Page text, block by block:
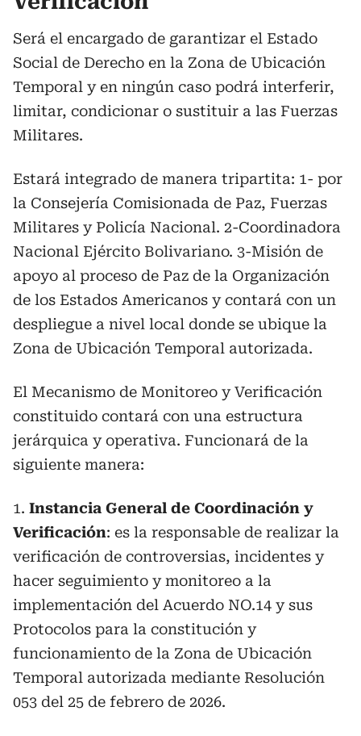
Será el encargado de garantizar el Estado
Social de Derecho en la Zona de Ubicación
Temporal y en ningún caso podrá interferir,
limitar, condicionar o sustituir a las Fuerzas
Militares.
Estará integrado de manera tripartita: 1- por
la Consejería Comisionada de Paz, Fuerzas
Militares y Policía Nacional. 2-Coordinadora
Nacional Ejército Bolivariano. 3-Misión de
apoyo al proceso de Paz de la Organización
de los Estados Americanos y contará con un
despliegue a nivel local donde se ubique la
Zona de Ubicación Temporal autorizada.
El Mecanismo de Monitoreo y Verificación
constituido contará con una estructura
jerárquica y operativa. Funcionará de la
siguiente manera:
1. Instancia General de Coordinación y
Verificación: es la responsable de realizar la
verificación de controversias, incidentes y
hacer seguimiento y monitoreo a la
implementación del Acuerdo NO.14 y sus
Protocolos para la constitución y
funcionamiento de la Zona de Ubicación
Temporal autorizada mediante Resolución
053 del 25 de febrero de 2026.